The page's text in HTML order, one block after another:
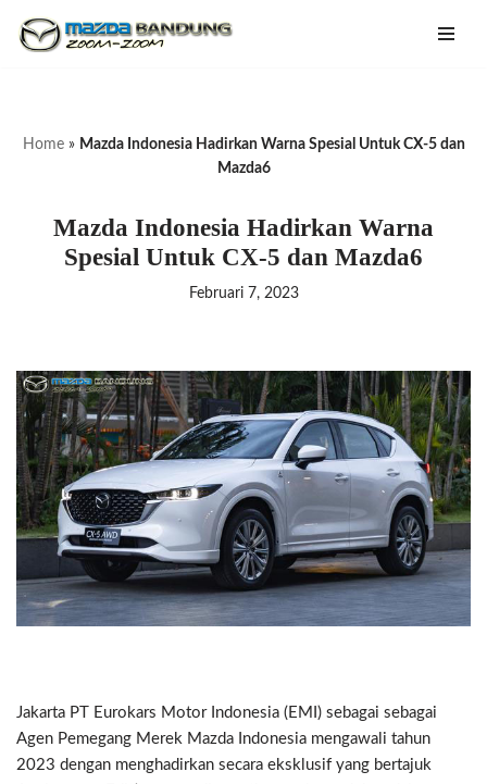
Home» Mazda Indonesia Hadirkan Warna Spesial Untuk CX-5 dan
Mazda6
Mazda Indonesia Hadirkan Warna
Spesial Untuk CX-5 dan Mazda6
Februari 7, 2023
Jakarta PT Eurokars Motor Indonesia (EMI) sebagai sebagai
Agen Pemegang Merek Mazda Indonesia mengawali tahun
2023 dengan menghadirkan secara eksklusif yang bertajuk